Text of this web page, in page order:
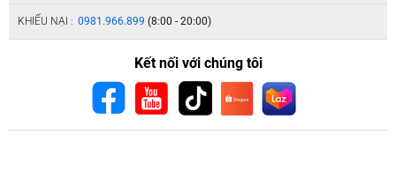
KHIẾU NẠI : 0981.966.899 (8:00 - 20:00)
Kết nối với chúng tôi